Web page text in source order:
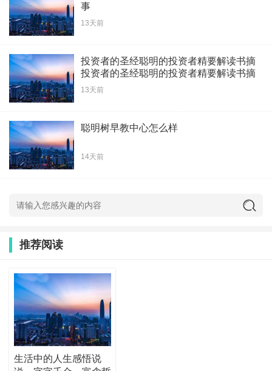
事
13天前
投资者的圣经聪明的投资者精要解读书摘
投资者的圣经聪明的投资者精要解读书摘
13天前
聪明树早教中心怎么样
14天前
推荐阅读
生活中的人生感悟说